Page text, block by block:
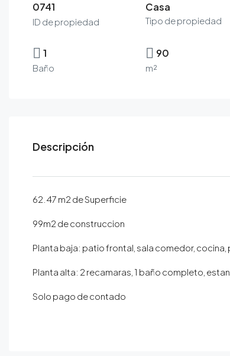
0741
ID de propiedad
Casa
Tipo de propiedad
1
Baño
90
m²
Descripción
62.47 m2 de Superficie
99m2 de construccion
Planta baja: patio frontal, sala comedor,
Planta alta: 2 recamaras, 1 baño completo,
Solo pago de contado